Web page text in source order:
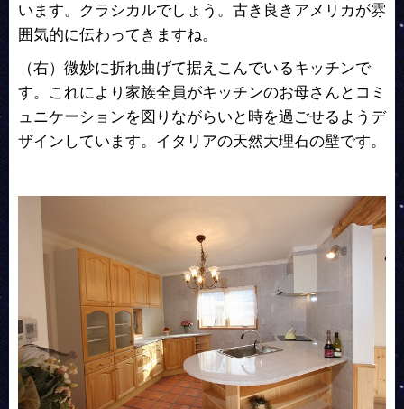
います。クラシカルでしょう。古き良きアメリカが雰
囲気的に伝わってきますね。
（右）微妙に折れ曲げて据えこんでいるキッチンで
す。これにより家族全員がキッチンのお母さんとコミ
ュニケーションを図りながらいと時を過ごせるようデ
ザインしています。イタリアの天然大理石の壁です。